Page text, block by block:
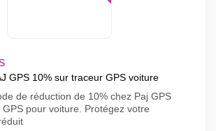
GPS 10% sur traceur GPS voiture
de réduction de 10% chez Paj GPS
pour voiture. Protégez votre